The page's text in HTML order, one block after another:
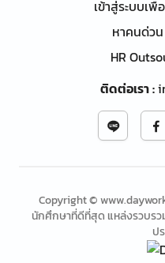
เข้าสู่ระบบเ
หาคนด่วน
HR
ติดต่อเรา:
Copyright ©
นักศึกษาที่ดีที่สุด แหล่งรวบรว
ป